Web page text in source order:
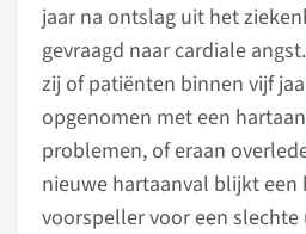
jaar na ontslag uit het
gevraagd naar cardiale
zij of patiënten binnen vijf
opgenomen met een
problemen, of eraan
nieuwe hartaanval blijkt een
voorspeller voor een slechte